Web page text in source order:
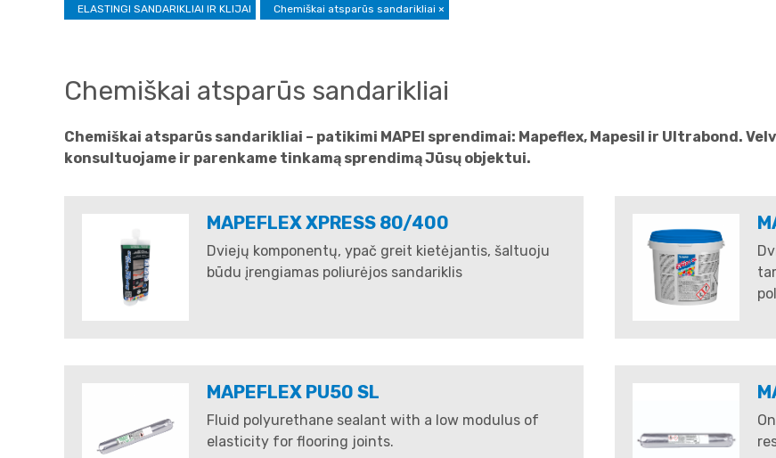
ELASTINGI SANDARIKLIAI IR KLIJAI Chemiškai atsparūs sandarikliai ×
Chemiškai atsparūs sandarikliai
Chemiškai atsparūs sandarikliai – patikimi MAPEI sprendimai: Mapeflex, Mapesil ir Ultrabond.
konsultuojame ir parenkame tinkamą sprendimą Jūsų objektui.
MAPEFLEX XPRESS 80/400
Dviejų komponentų, ypač greit kietėjantis, šaltuoju
būdu įrengiamas poliurėjos sandariklis
MAPEFLEX PU50 SL
Fluid polyurethane sealant with a low modulus of
elasticity for flooring joints.